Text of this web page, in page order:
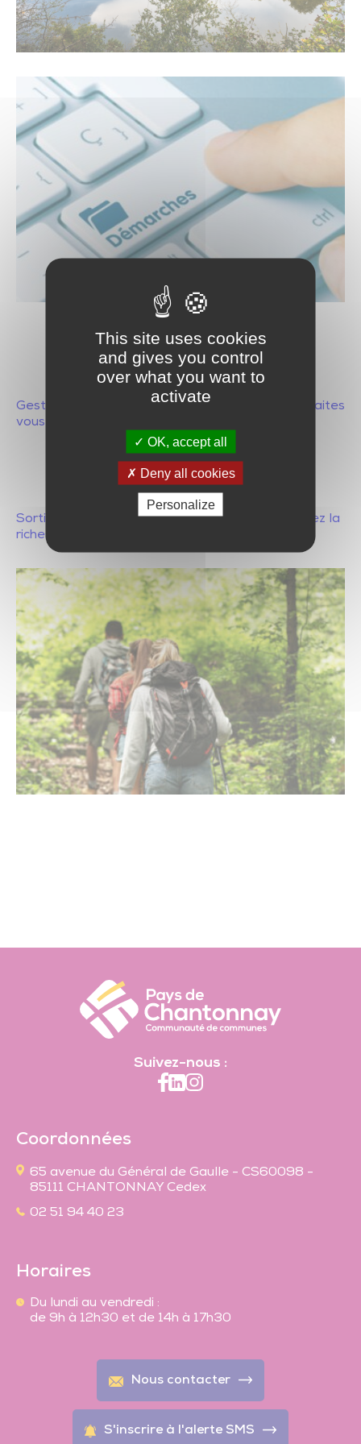
Gestion des déchets, assainissements, habitat, faites
vous accompagner dans vos démarches.
Sorties, activités, patrimoine, randonnée, explorez la
richesse du Pays de Chantonnay.
Suivez-nous :
Coordonnées
65 avenue du Général de Gaulle - CS60098 -
85111 CHANTONNAY Cedex
02 51 94 40 23
Horaires
Du lundi au vendredi :
de 9h à 12h30 et de 14h à 17h30
Nous contacter
S'inscrire à l'alerte SMS
This site uses cookies
and gives you control
over what you want to
activate
OK, accept all
Deny all cookies
Personalize